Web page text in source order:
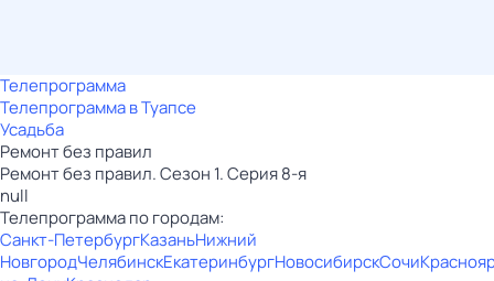
Телепрограмма
Телепрограмма в Туапсе
Усадьба
Ремонт без правил
Ремонт без правил. Сезон 1. Серия 8-я
null
Телепрограмма по городам:
Санкт-ПетербургКазаньНижний
НовгородЧелябинскЕкатеринбургНовосибирскСочи